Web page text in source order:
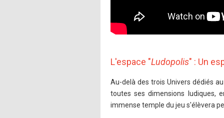
L'espace "Ludopolis" : Un
Au-delà des trois Univers dédiés
toutes ses dimensions ludiques,
immense temple du jeu s'élèvera